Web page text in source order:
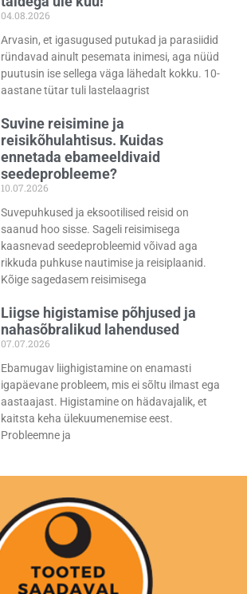
04.08.2026
Arvasin, et igasugused putukad ja parasiidid
ründavad ainult pesemata inimesi, aga nüüd
puutusin ise sellega väga lähedalt kokku. 10-
aastane tütar tuli lastelaagrist
Suvine reisimine ja
reisikõhulahtisus. Kuidas
ennetada ebameeldivaid
seedeprobleeme?
10.07.2026
Suvepuhkused ja eksootilised reisid on
saanud hoo sisse. Sageli reisimisega
kaasnevad seedeprobleemid võivad aga
rikkuda puhkuse nautimise ja reisiplaanid.
Kõige sagedasem reisimisega
Liigse higistamise põhjused ja
nahasõbralikud lahendused
07.07.2026
Ebamugav liighigistamine on enamasti
igapäevane probleem, mis ei sõltu ilmast ega
aastaajast. Higistamine on hädavajalik, et
kaitsta keha ülekuumenemise eest.
Probleemne ja